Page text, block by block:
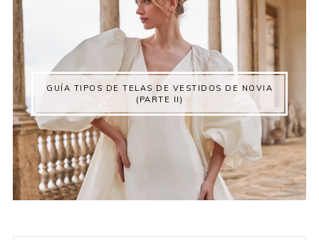
GUÍA TIPOS DE TELAS DE VESTIDOS DE NOVIA
(PARTE II)